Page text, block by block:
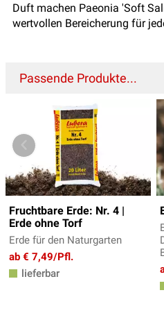
Duft machen Paeonia 'Soft
wertvollen Bereicherung für
Passende Produkte...
Fruchtbare Erde: Nr. 4 |
Erde ohne Torf
Erde für den Naturgarten
ab € 7,49/Pfl.
lieferbar